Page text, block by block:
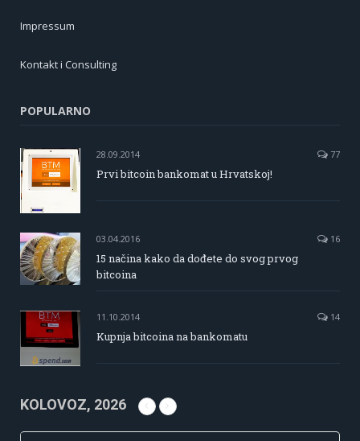
Impressum
Kontakt i Consulting
POPULARNO
28.09.2014 77
Prvi bitcoin bankomat u Hrvatskoj!
03.04.2016 16
15 načina kako da dođete do svog prvog
bitcoina
11.10.2014 14
Kupnja bitcoina na bankomatu
KOLOVOZ, 2026